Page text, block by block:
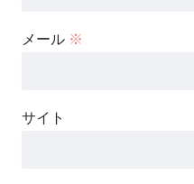
メール ※
サイト